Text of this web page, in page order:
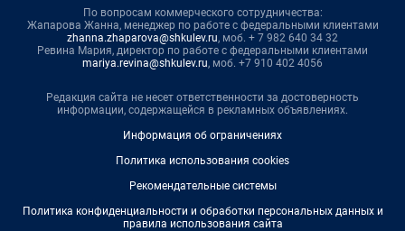
По вопросам коммерческого сотрудничества:
Жапарова Жанна, менеджер по работе с федеральными клиентами
zhanna.zhaparova@shkulev.ru, моб. + 7 982 640 34 32
Ревина Мария, директор по работе с федеральными клиентами
mariya.revina@shkulev.ru, моб. +7 910 402 4056
Редакция сайта не несет ответственности за достоверность
информации, содержащейся в рекламных объявлениях.
Информация об ограничениях
Политика использования cookies
Рекомендательные системы
Политика конфиденциальности и обработки персональных данных и
правила использования сайта